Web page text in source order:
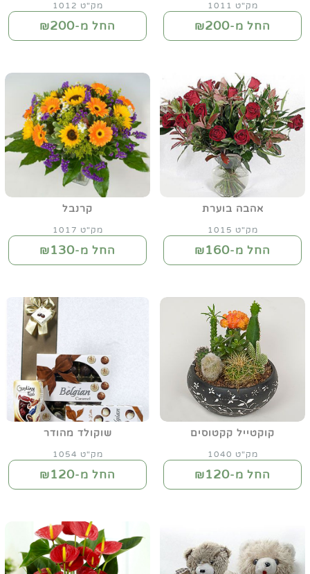
מק"ט 1011
החל מ-₪200
מק"ט 1012
החל מ-₪200
אהבה בוערת
מק"ט 1015
החל מ-₪160
קרנבל
מק"ט 1017
החל מ-₪130
קוקטייל קקטוסים
מק"ט 1040
החל מ-₪120
שוקולד מהודר
מק"ט 1054
החל מ-₪120